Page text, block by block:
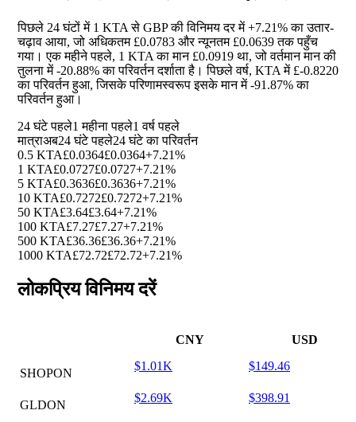
पिछले 24 घंटों में 1 KTA से GBP की विनिमय दर में+7.21%का उतार-
चढ़ाव आया, जो अधिकतम £0.0783 और न्यूनतम £0.0639 तक पहुँच
गया। एक महीने पहले, 1 KTA का मान £0.0919 था, जो वर्तमान मान की
तुलना में-20.88%का परिवर्तन दर्शाता है। पिछले वर्ष, KTA में £-0.8220
का परिवर्तन हुआ, जिसके परिणामस्वरूप इसके मान में-91.87%का
परिवर्तन हुआ।
24 घंटे पहले1 महीना पहले1 वर्ष पहले
मात्राअब24 घंटे पहले24 घंटे का परिवर्तन
0.5 KTA£0.0364£0.0364+7.21%
1 KTA£0.0727£0.0727+7.21%
5 KTA£0.3636£0.3636+7.21%
10 KTA£0.7272£0.7272+7.21%
50 KTA£3.64£3.64+7.21%
100 KTA£7.27£7.27+7.21%
500 KTA£36.36£36.36+7.21%
1000 KTA£72.72£72.72+7.21%
लोकप्रिय विनिमय दरें
CNY USD
SHOPON
$1.01K $149.46
GLDON
$2.69K $398.91